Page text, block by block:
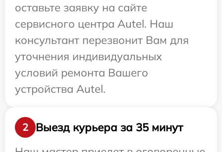
оставьте заявку на сайте
сервисного центра Autel. Наш
консультант перезвонит Вам для
уточнения индивидуальных
условий ремонта Вашего
устройства Autel.
2
Выезд курьера за 35 минут